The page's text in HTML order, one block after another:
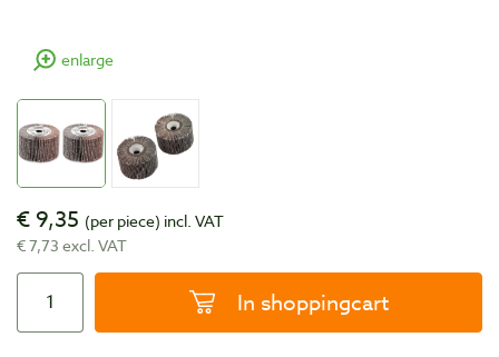
enlarge
€ 9,35 (per piece) incl. VAT
€ 7,73 excl. VAT
In shoppingcart